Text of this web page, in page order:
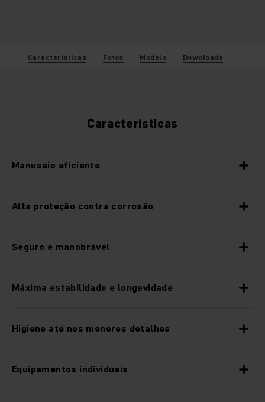
Características Fotos Modelo Downloads
Características
Manuseio eficiente
Alta proteção contra corrosão
Seguro e manobrável
Máxima estabilidade e longevidade
Higiene até nos menores detalhes
Equipamentos individuais